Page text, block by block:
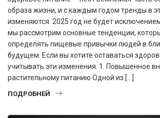
образа жизни, и с каждым годом тренды в
изменяются. 2025 год не будет
мы рассмотрим основные тенденции,
определять пищевые привычки людей в
будущем. Если вы хотите оставаться
учитывать эти изменения. 1. Повышенное
растительному питанию Одной из […]
ПОДРОБНЕЙ